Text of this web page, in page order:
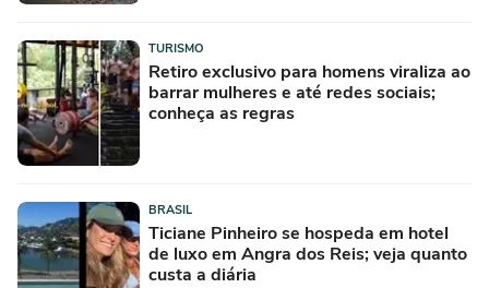
TURISMO
Retiro exclusivo para homens viraliza ao
barrar mulheres e até redes sociais;
conheça as regras
BRASIL
Ticiane Pinheiro se hospeda em hotel
de luxo em Angra dos Reis; veja quanto
custa a diária